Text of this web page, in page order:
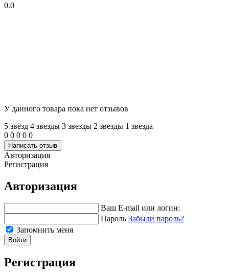
0.0
У данного товара пока нет отзывов
5 звёзд 4 звeзды 3 звeзды 2 звeзды 1 звeзда
0 0 0 0 0
Написать отзыв
Авторизация
Регистрация
Авторизация
Ваш E-mail или логин:
Пароль Забыли пароль?
Запомнить меня
Войти
Регистрация